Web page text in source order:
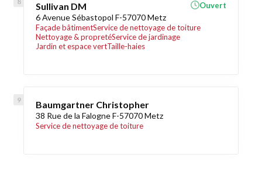
Sullivan DM
6 Avenue Sébastopol F-57070 Metz
Façade bâtimentService de nettoyage de toiture
Nettoyage & propretéService de jardinage
Jardin et espace vertTaille-haies
Ouvert
Baumgartner Christopher
38 Rue de la Falogne F-57070 Metz
Service de nettoyage de toiture